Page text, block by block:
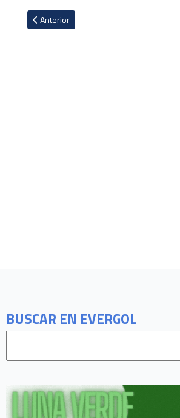
BUSCAR EN EVERGOL
Artículo anterior: Los deportistas que
Anterior